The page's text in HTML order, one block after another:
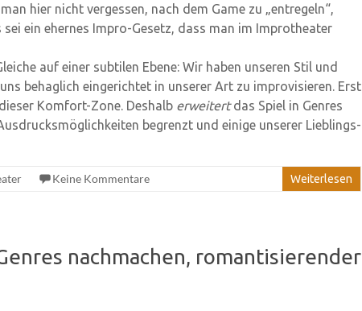
hier nicht vergessen, nach dem Game zu „entregeln“,
ein ehernes Impro-Gesetz, dass man im Improtheater
auf einer subtilen Ebene: Wir haben unseren Stil und
behaglich eingerichtet in unserer Art zu improvisieren. Erst
Komfort-Zone. Deshalb erweitertdas Spiel in Genres
begrenzt und einige unserer Lieblings-
Keine Kommentare Weiterlesen
nachmachen, romantisierender